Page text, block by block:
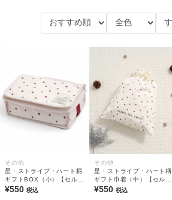
その他
星・ストライプ・ハート柄
ギフトBOX（小）【セルフ
ラッピングにおすすめ】
¥550 税込
その他
星・ストライプ・ハート柄
ギフト巾着（中）【セルフ
ラッピングにおすすめ】
¥550税込